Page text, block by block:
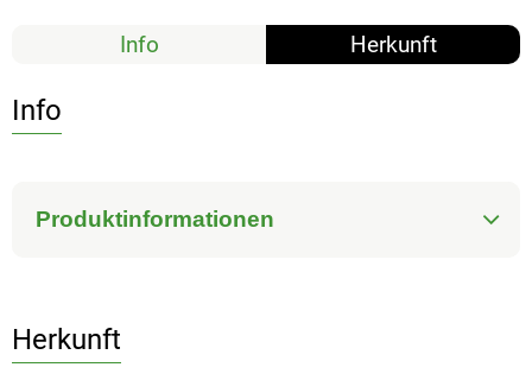
Info Herkunft
Info
Produktinformationen
Herkunft